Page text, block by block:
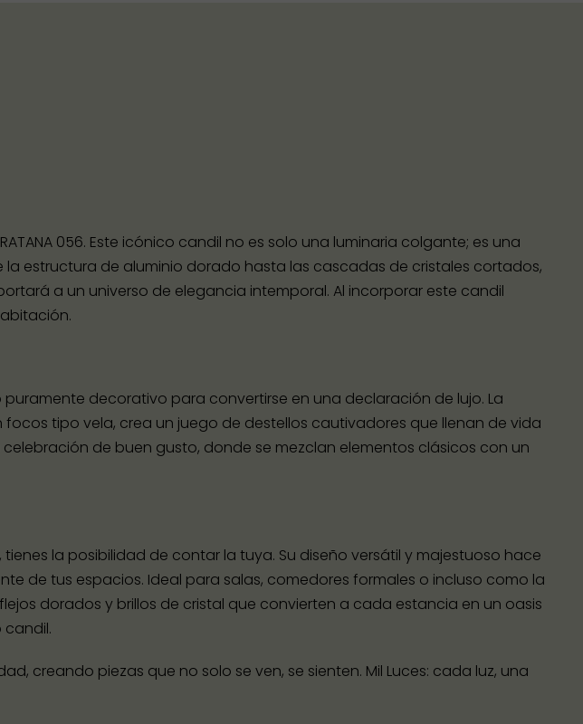
056. Este icónico candil no es solo una luminaria colgante; es una
estructura de aluminio dorado hasta las cascadas de cristales cortados,
a un universo de elegancia intemporal. Al incorporar este candil
decorativo para convertirse en una declaración de lujo. La
tipo vela, crea un juego de destellos cautivadores que llenan de vida
de buen gusto, donde se mezclan elementos clásicos con un
tienes la posibilidad de contar la tuya. Su diseño versátil y majestuoso hace
de tus espacios. Ideal para salas, comedores formales o incluso como la
dorados y brillos de cristal que convierten a cada estancia en un oasis
candil.
creando piezas que no solo se ven, se sienten. Mil Luces: cada luz, una